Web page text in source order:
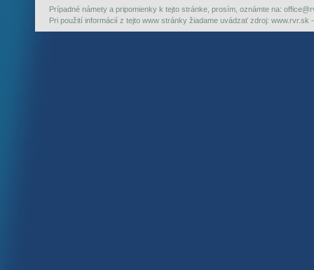
Prípadné námety a pripomienky k tejto stránke, prosím, oznámte na:
Pri použití informácií z tejto www stránky žiadame uvádzať zdroj: www.rvr.sk